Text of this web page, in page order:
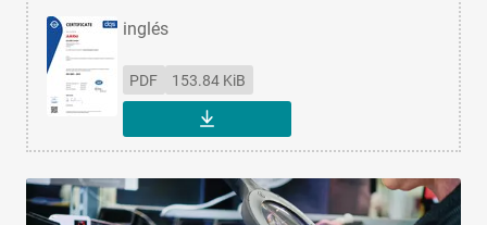
inglés
PDF 153.84 KiB
DESCARGAR